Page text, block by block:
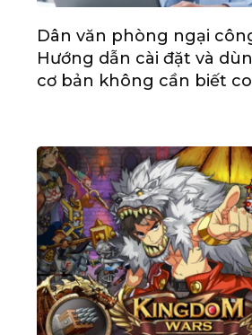
Dân văn phòng ngại
Hướng dẫn cài đặt và
cơ bản không cần biết